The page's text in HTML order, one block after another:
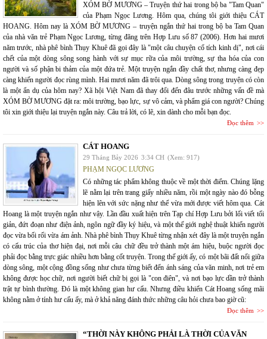
XÓM BỜ MƯƠNG – Truyện thứ hai trong bộ ba "Tam Quan"
của Phạm Ngọc Lương. Hôm qua, chúng tôi giới thiệu CÁT
HOANG. Hôm nay là XÓM BỜ MƯƠNG – truyện ngắn thứ hai trong bộ ba Tam Quan
của nhà văn trẻ Phạm Ngọc Lương, từng đăng trên Hợp Lưu số 87 (2006). Hơn hai mươi
năm trước, nhà phê bình Thụy Khuê đã gọi đây là "một câu chuyện cổ tích kinh dị", nơi cái
chết của một dòng sông song hành với sự mục rữa của môi trường, sự tha hóa của con
người và số phận bi thảm của một đứa trẻ. Một truyện ngắn đầy chất thơ, nhưng càng đẹp
càng khiến người đọc rùng mình. Hai mươi năm đã trôi qua. Dòng sông trong truyện có còn
là một ẩn dụ của hôm nay? Xã hội Việt Nam đã thay đổi đến đâu trước những vấn đề mà
XÓM BỜ MƯƠNG đặt ra: môi trường, bạo lực, sự vô cảm, và phẩm giá con người? Chúng
tôi xin giới thiệu lại truyện ngắn này. Câu trả lời, có lẽ, xin dành cho mỗi bạn đọc.
Đọc thêm
CÁT HOANG
29 Tháng Bảy 2026 3:34 CH (Xem: 917)
PHẠM NGỌC LƯƠNG
Có những tác phẩm không thuộc về một thời điểm. Chúng lặng
lẽ nằm lại trên trang giấy nhiều năm, rồi một ngày nào đó bỗng
hiện lên với sức nặng như thể vừa mới được viết hôm qua. Cát
Hoang là một truyện ngắn như vậy. Lần đầu xuất hiện trên Tạp chí Hợp Lưu bởi lối viết tối
giản, đứt đoạn như điện ảnh, ngôn ngữ đầy ký hiệu, và một thế giới nghệ thuật khiến người
đọc vừa bối rối vừa ám ảnh. Nhà phê bình Thụy Khuê từng nhận xét đây là một truyện ngắn
có cấu trúc của thơ hiện đại, nơi mỗi câu chữ đều trở thành một ám hiệu, buộc người đọc
phải đọc bằng trực giác nhiều hơn bằng cốt truyện. Trong thế giới ấy, có một bãi đất nổi giữa
dòng sông, một cộng đồng sống như chưa từng biết đến ánh sáng của văn minh, nơi trẻ em
không được học chữ, nơi người biết chữ bị gọi là "con điên", và nơi bạo lực dần trở thành
trật tự bình thường. Đó là một không gian hư cấu. Nhưng điều khiến Cát Hoang sống mãi
không nằm ở tính hư cấu ấy, mà ở khả năng đánh thức những câu hỏi chưa bao giờ cũ:
Đọc thêm
“THỜI NÀY KHÔNG PHẢI LÀ THỜI CỦA VĂN